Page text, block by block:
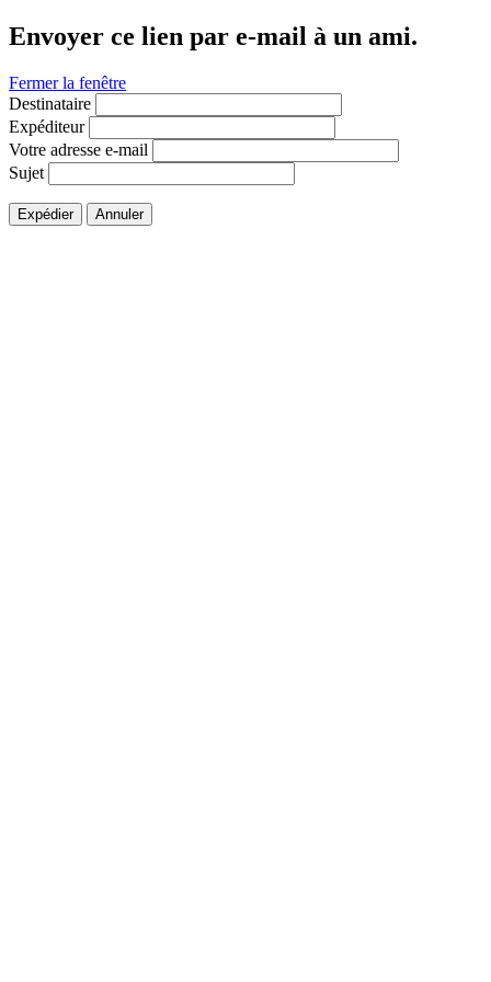
Envoyer ce lien par e-mail à un ami.
Fermer la fenêtre
Destinataire
Expéditeur
Votre adresse e-mail
Sujet
Expédier Annuler